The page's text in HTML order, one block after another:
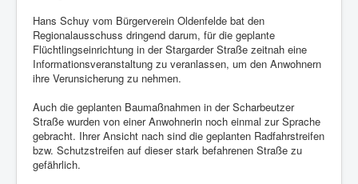
Hans Schuy vom Bürgerverein Oldenfelde bat den
Regionalausschuss dringend darum, für die geplante
Flüchtlingseinrichtung in der Stargarder Straße zeitnah eine
Informationsveranstaltung zu veranlassen, um den Anwohnern
ihre Verunsicherung zu nehmen.
Auch die geplanten Baumaßnahmen in der Scharbeutzer
Straße wurden von einer Anwohnerin noch einmal zur Sprache
gebracht. Ihrer Ansicht nach sind die geplanten Radfahrstreifen
bzw. Schutzstreifen auf dieser stark befahrenen Straße zu
gefährlich.